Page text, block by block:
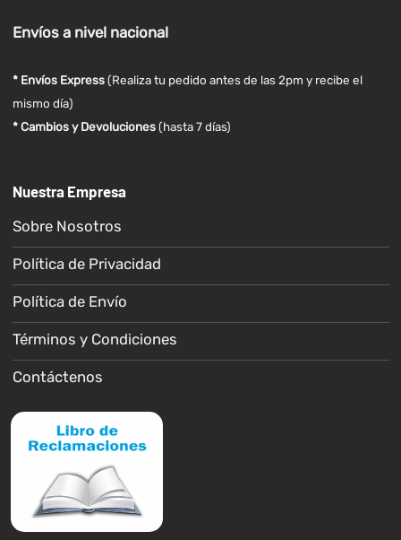
Envíosa nivel nacional
* Envíos Express(Realiza tu pedido antes de las 2pm y recibe el
mismo día)
* Cambios y Devoluciones (hasta 7 días)
Nuestra Empresa
Sobre Nosotros
Política de Privacidad
Política de Envío
Términos y Condiciones
Contáctenos